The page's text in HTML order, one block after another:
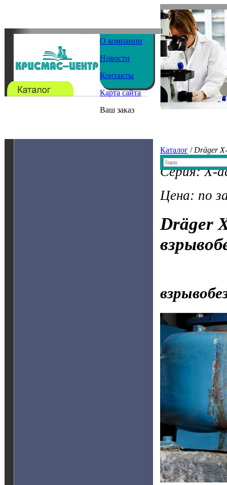
О компании
Новости
Контакты
Карта сайта
Ваш заказ
Каталог / Dräger
Серия: X-
Цена: по
Dräger